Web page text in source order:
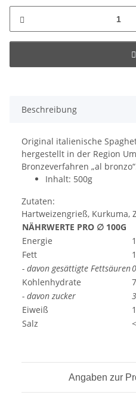
Beschreibung
Original italienische
hergestellt in der Region
Bronzeverfahren „al
Inhalt: 500g
Zutaten:
Hartweizengrieß, Kurkuma,
NÄHRWERTE PRO ∅ 100G
Energie
Fett
- davon gesättigte Fettsäuren
Kohlenhydrate
- davon zucker
Eiweiß
Salz
Angaben zur